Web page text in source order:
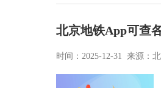
北京地铁App可查
时间：2025-12-31 来源：